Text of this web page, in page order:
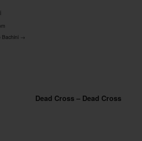
Bachini →
Dead Cross – Dead Cross